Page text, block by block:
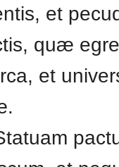
et
quæ
et